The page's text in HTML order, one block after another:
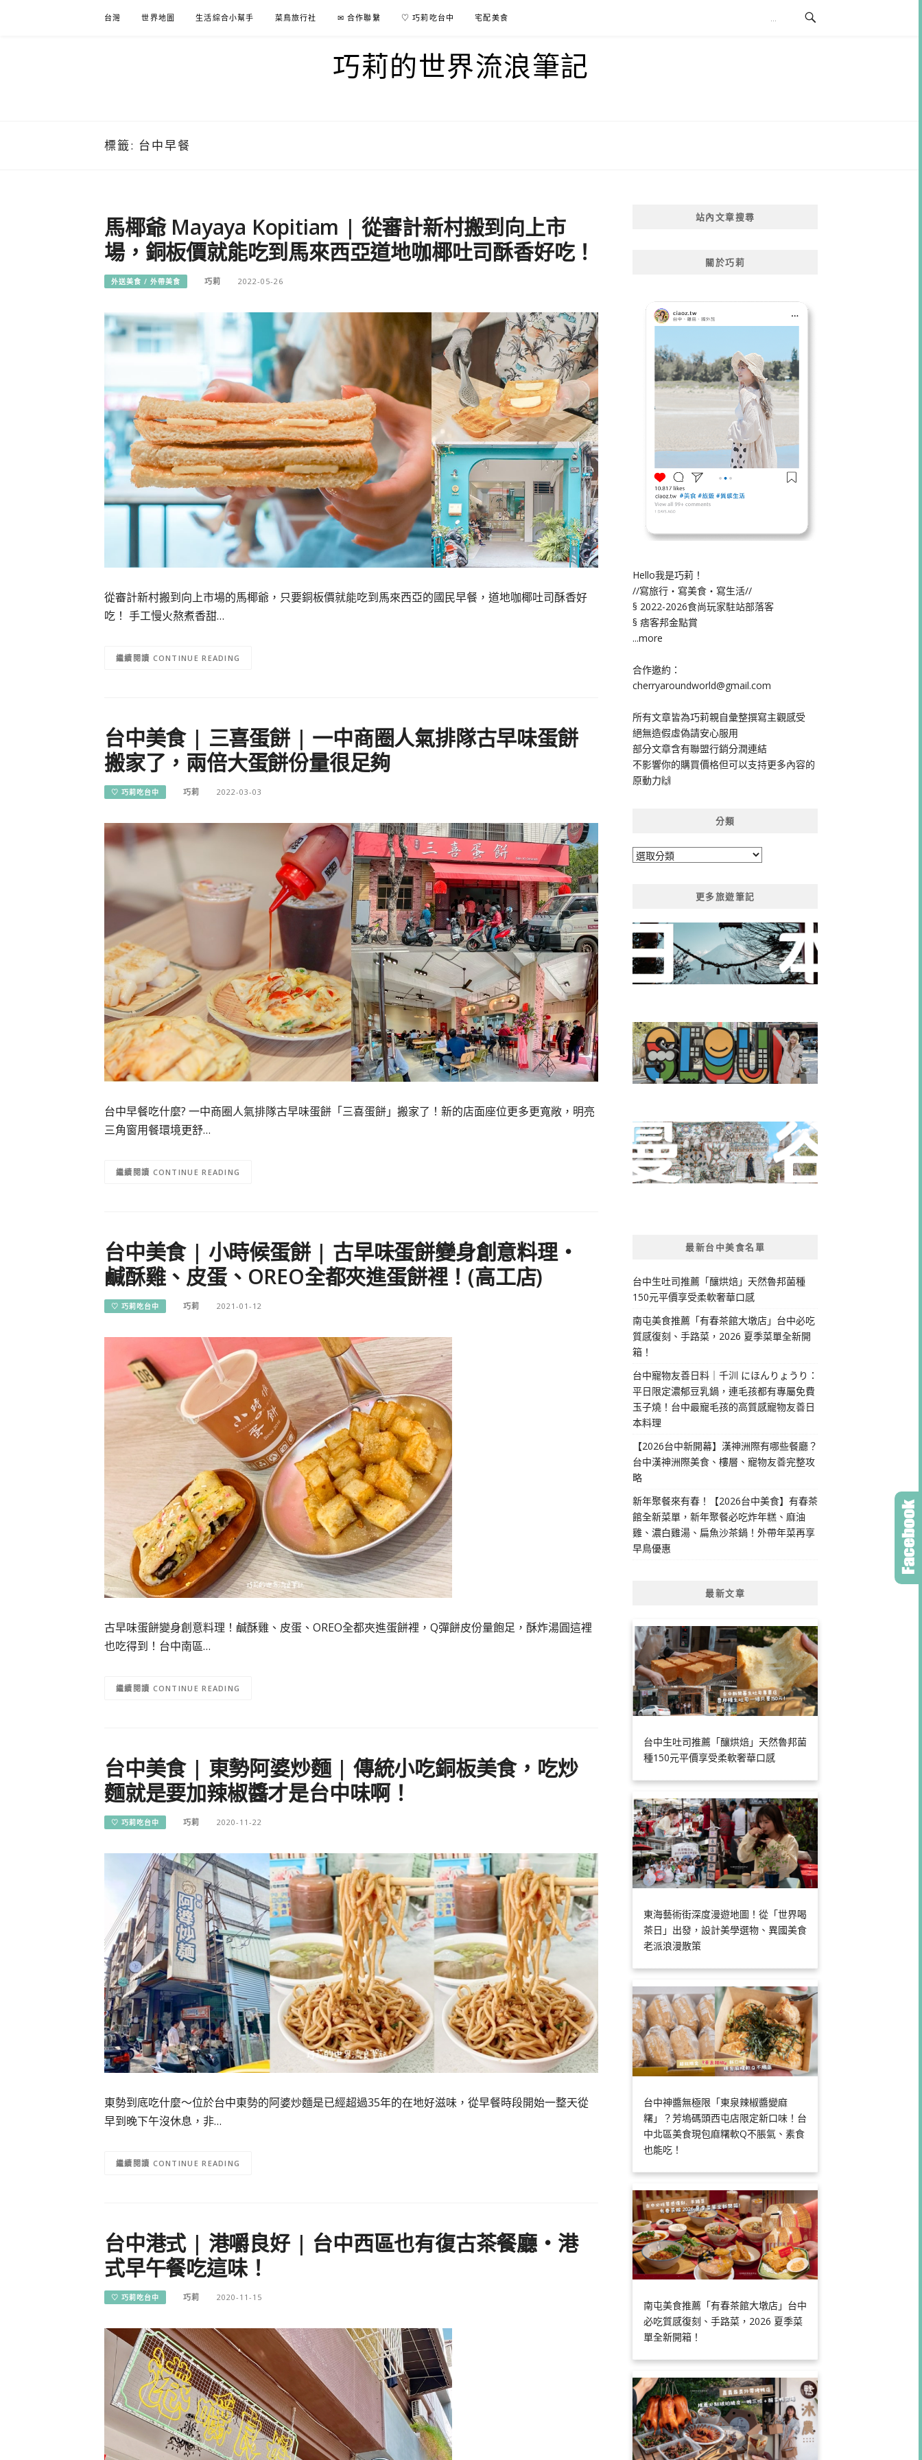
台灣 世界地圖 生活綜合小幫手 菜鳥旅行社 ✉ 合作聯繫 ♡ 巧莉吃台中 宅配美食
巧莉的世界流浪筆記
標籤: 台中早餐
馬椰爺 Mayaya Kopitiam | 從審計新村搬到向上市
場，銅板價就能吃到馬來西亞道地咖椰吐司酥香好吃！
外送美食 / 外帶美食 巧莉 2022-05-26
從審計新村搬到向上市場的馬椰爺，只要銅板價就能吃到馬來西亞的國民早餐，道地咖椰吐司酥香好
吃！ 手工慢火熬煮香甜…
CONTINUE READING
台中美食 | 三喜蛋餅 | 一中商圈人氣排隊古早味蛋餅
搬家了，兩倍大蛋餅份量很足夠
♡ 巧莉吃台中 巧莉 2022-03-03
台中早餐吃什麼? 一中商圈人氣排隊古早味蛋餅「三喜蛋餅」搬家了！新的店面座位更多更寬敞，明亮
三角窗用餐環境更舒…
CONTINUE READING
台中美食 | 小時候蛋餅 | 古早味蛋餅變身創意料理・
鹹酥雞、皮蛋、OREO全都夾進蛋餅裡！(高工店)
♡ 巧莉吃台中 巧莉 2021-01-12
古早味蛋餅變身創意料理！鹹酥雞、皮蛋、OREO全都夾進蛋餅裡，Q彈餅皮份量飽足，酥炸湯圓這裡
也吃得到！台中南區…
CONTINUE READING
台中美食 | 東勢阿婆炒麵 | 傳統小吃銅板美食，吃炒
麵就是要加辣椒醬才是台中味啊！
♡ 巧莉吃台中 巧莉 2020-11-22
東勢到底吃什麼～位於台中東勢的阿婆炒麵是已經超過35年的在地好滋味，從早餐時段開始一整天從
早到晚下午沒休息，非…
CONTINUE READING
台中港式 | 港嚼良好 | 台中西區也有復古茶餐廳・港
式早午餐吃這味！
♡ 巧莉吃台中 巧莉 2020-11-15
站內文章搜尋
關於巧莉
Hello我是巧莉！
//寫旅行・寫美食・寫生活//
§ 2022-2026食尚玩家駐站部落客
§ 痞客邦金點賞
...more
合作邀約：
cherryaroundworld@gmail.com
所有文章皆為巧莉親自彙整撰寫主觀感受
絕無造假虛偽請安心服用
部分文章含有聯盟行銷分潤連結
不影響你的購買價格但可以支持更多內容的
原動力🙌
分類
分
更多旅遊筆記
最新台中美食名單
台中生吐司推薦「釀烘焙」天然魯邦菌種
150元平價享受柔軟奢華口感
南屯美食推薦「有春茶館大墩店」台中必吃
質感復刻、手路菜，2026 夏季菜單全新開
箱！
台中寵物友善日料｜千汌 にほんりょうり：
平日限定濃郁豆乳鍋，連毛孩都有專屬免費
玉子燒！台中最寵毛孩的高質感寵物友善日
本料理
【2026台中新開幕】漢神洲際有哪些餐廳？
台中漢神洲際美食、樓層、寵物友善完整攻
略
新年聚餐來有春！【2026台中美食】有春茶
館全新菜單，新年聚餐必吃炸年糕、麻油
雞、濃白雞湯、扁魚沙茶鍋！外帶年菜再享
早鳥優惠
最新文章
台中生吐司推薦「釀烘焙」天然魯邦菌
種150元平價享受柔軟奢華口感
東海藝術街深度漫遊地圖！從「世界喝
茶日」出發，設計美學選物、異國美食
老派浪漫散策
台中神醬無極限「東泉辣椒醬變麻
糬」？芳塢碼頭西屯店限定新口味！台
中北區美食現包麻糬軟Q不脹氣、素食
也能吃！
南屯美食推薦「有春茶館大墩店」台中
必吃質感復刻、手路菜，2026 夏季菜
單全新開箱！